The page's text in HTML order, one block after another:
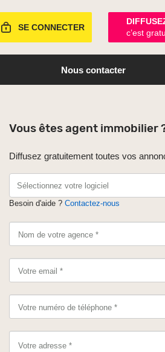
SE CONNECTER
c’est
Nous contacter
Vous êtes agent immobilier
Diffusez gratuitement toutes vos
Sélectionnez votre logiciel
Besoin d'aide ? Contactez-nous